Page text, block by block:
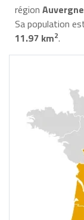
région
Sa population
11.97 km2.